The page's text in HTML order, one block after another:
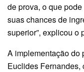
de prova, o que
suas chances de
superior”, explicou o
A implementação do
Euclides Fernandes,